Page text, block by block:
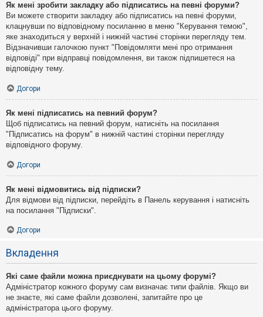
Як мені зробити закладку або підписатись на певні форуми?
Ви можете створити закладку або підписатись на певні форуми,
клацнувши по відповідному посиланню в меню "Керування темою",
яке знаходиться у верхній і нижній частині сторінки перегляду тем.
Відзначивши галочкою пункт "Повідомляти мені про отримання
відповіді" при відправці повідомлення, ви також підпишетеся на
відповідну тему.
Догори
Як мені підписатись на певний форум?
Щоб підписатись на певний форум, натисніть на посилання
"Підписатись на форум" в нижній частині сторінки перегляду
відповідного форуму.
Догори
Як мені відмовитись від підписки?
Для відмови від підписки, перейдіть в Панель керування і натисніть
на посилання "Підписки".
Догори
Вкладення
Які саме файли можна приєднувати на цьому форумі?
Адміністратор кожного форуму сам визначає типи файлів. Якщо ви
не знаєте, які саме файли дозволені, запитайте про це
адміністратора цього форуму.